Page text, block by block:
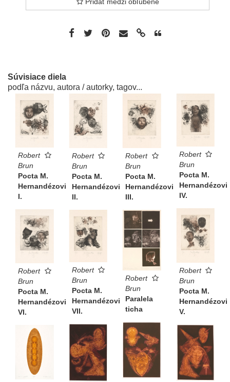
Pridať medzi obľúbené
Súvisiace diela
podľa názvu, autora / autorky, tagov...
Robert
Brun
Pocta M.
Hernandézovi
I.
Robert
Brun
Pocta M.
Hernandézovi
II.
Robert
Brun
Pocta M.
Hernandézovi
III.
Robert
Brun
Pocta M.
Hernandézovi
IV.
Robert
Brun
Pocta M.
Hernandézovi
V.
Robert
Brun
Pocta M.
Hernandézovi
VI.
Robert
Brun
Pocta M.
Hernandézovi
VII.
Robert
Brun
Paralela
ticha